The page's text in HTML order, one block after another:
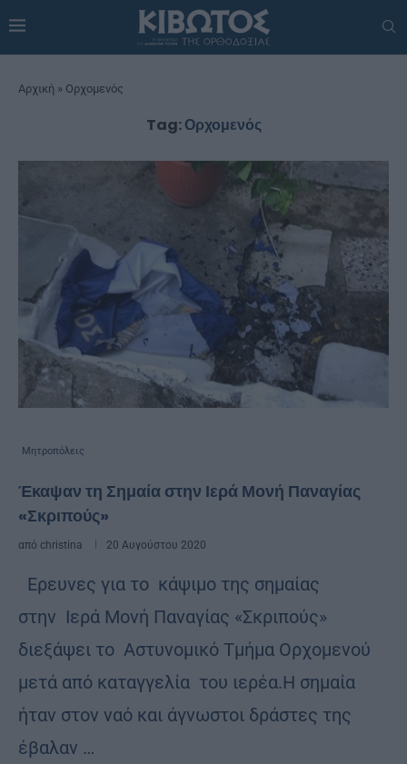
Αρχική » Ορχομενός
Tag:Ορχομενός
Μητροπόλεις
Έκαψαν τη Σημαία στην Ιερά Μονή Παναγίας
«Σκριπούς»
από christina 20 Αυγούστου 2020
Ερευνες για το κάψιμο της σημαίας
στην Ιερά Μονή Παναγίας «Σκριπούς»
διεξάψει το Αστυνομικό Τμήμα Ορχομενού
μετά από καταγγελία του ιερέα.Η σημαία
ήταν στον ναό και άγνωστοι δράστες της
έβαλαν …